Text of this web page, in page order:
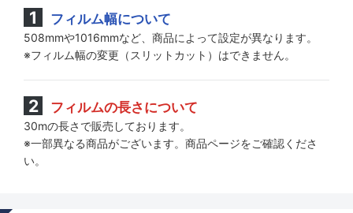
フィルム幅について
508mmや1016mmなど、商品によって設定が異なります。
※フィルム幅の変更（スリットカット）はできません。
フィルムの長さについて
30mの長さで販売しております。
※一部異なる商品がございます。商品ページをご確認くださ
い。